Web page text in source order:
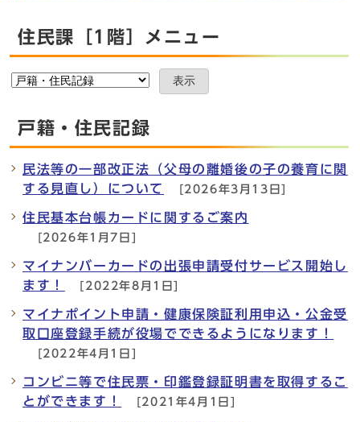
住民課［1階］メニュー
表示
戸籍・住民記録
民法等の一部改正法（父母の離婚後の子の養育に関
する見直し）について
[2026年3月13日]
住民基本台帳カードに関するご案内
[2026年1月7日]
マイナンバーカードの出張申請受付サービス開始し
ます！
[2022年8月1日]
マイナポイント申請・健康保険証利用申込・公金受
取口座登録手続が役場でできるようになります！
[2022年4月1日]
コンビニ等で住民票・印鑑登録証明書を取得するこ
とができます！
[2021年4月1日]